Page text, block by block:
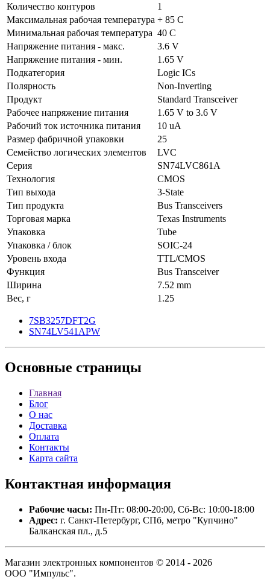
Количество контуров
1
Максимальная рабочая температура + 85 C
Минимальная рабочая температура 40 C
Напряжение питания - макс.
3.6 V
Напряжение питания - мин.
1.65 V
Подкатегория
Logic ICs
Полярность
Non-Inverting
Продукт
Standard Transceiver
Рабочее напряжение питания
1.65 V to 3.6 V
Рабочий ток источника питания
10 uA
Размер фабричной упаковки
25
Семейство логических элементов
LVC
Серия
SN74LVC861A
Технология
CMOS
Тип выхода
3-State
Тип продукта
Bus Transceivers
Торговая марка
Texas Instruments
Упаковка
Tube
Упаковка / блок
SOIC-24
Уровень входа
TTL/CMOS
Функция
Bus Transceiver
Ширина
7.52 mm
Вес, г
1.25
7SB3257DFT2G
SN74LV541APW
Основные страницы
Главная
Блог
О нас
Доставка
Оплата
Контакты
Карта сайта
Контактная информация
Рабочие часы: Пн-Пт: 08:00-20:00, Сб-Вс: 10:00-18:00
Адрес: г. Санкт-Петербург, СПб, метро "Купчино"
Балканская пл., д.5
Магазин электронных компонентов © 2014 - 2026
ООО "Импульс".